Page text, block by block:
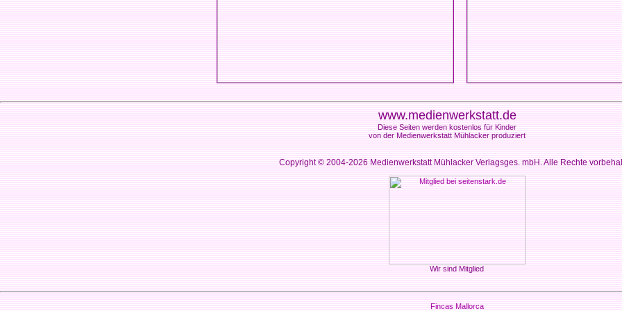
www.medienwerkstatt.de
Diese Seiten werden kostenlos für Kinder
von der Medienwerkstatt Mühlacker produziert
Copyright © 2004-2026Medienwerkstatt Mühlacker Verlagsges. mbH. Alle Rechte
Wir sind Mitglied
Fincas Mallorca